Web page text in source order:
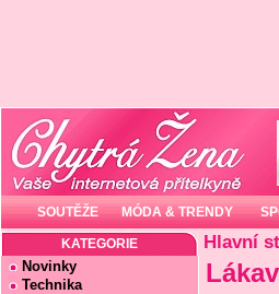
SOUTĚŽE MÓDA & TRENDY
KATEGORIE
Novinky
Technika
Hlavní